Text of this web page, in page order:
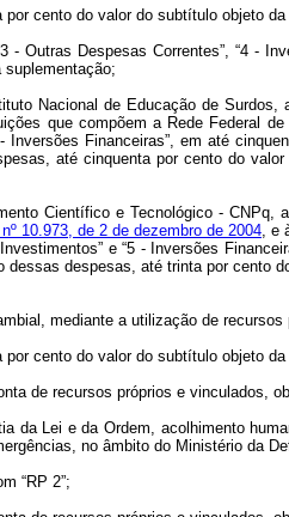
cento do valor do subtítulo objeto da
- Outras Despesas Correntes”, “4 -
Nacional de Educação de
que compõem a Rede Federal
- Inversões Financeiras”, em até
até cinquenta por cento do
Científico e Tecnológico -
10.973, de 2 de dezembro de 2004, e
e “5 - Inversões
despesas, até trinta por cento
mediante a utilização de recursos
cento do valor do subtítulo objeto
de recursos próprios e vinculados,
da Lei e da Ordem, acolhimento
no âmbito do Ministério da
“RP 2”;